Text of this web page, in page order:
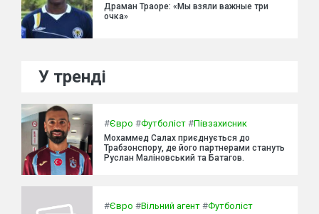
Драман Траоре: «Мы взяли важные три
очка»
У тренді
#Євро #Футболіст #Півзахисник
Мохаммед Салах приєднується до
Трабзонспору, де його партнерами стануть
Руслан Маліновський та Батагов.
#Євро #Вільний агент #Футболіст